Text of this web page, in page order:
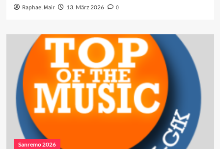
Raphael Mair 13. März 2026 0
Sanremo 2026